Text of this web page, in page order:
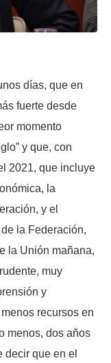
días, que en
fuerte desde
momento
y que, con
2021, que incluye
la
y el
la Federación,
la Unión mañana,
muy
y
recursos en
menos, dos años
decir que en el